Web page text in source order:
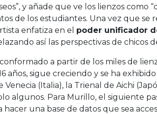
y añade que ve los lienzos como
de los estudiantes. Una vez que se
enfatiza en el poder unificador
así las perspectivas de
a partir de los miles de
años, sigue creciendo y se ha
Venecia (Italia), la Trienal de Aichi
algunos. Para Murillo, el siguiente
hacer una base de datos que sea